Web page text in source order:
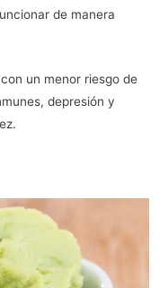
de manera
un menor riesgo de
depresión y